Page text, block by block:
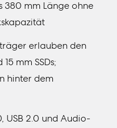
380 mm Länge ohne
erlauben den
mm SSDs;
hinter dem
USB 2.0 und Audio-